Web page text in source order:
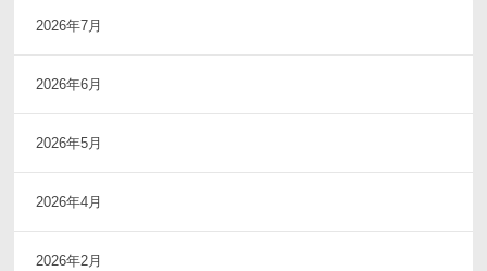
2026年7月
2026年6月
2026年5月
2026年4月
2026年2月